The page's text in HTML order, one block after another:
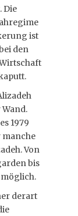
Die
ist
den
1979
manche
Von
bis
möglich.
derart